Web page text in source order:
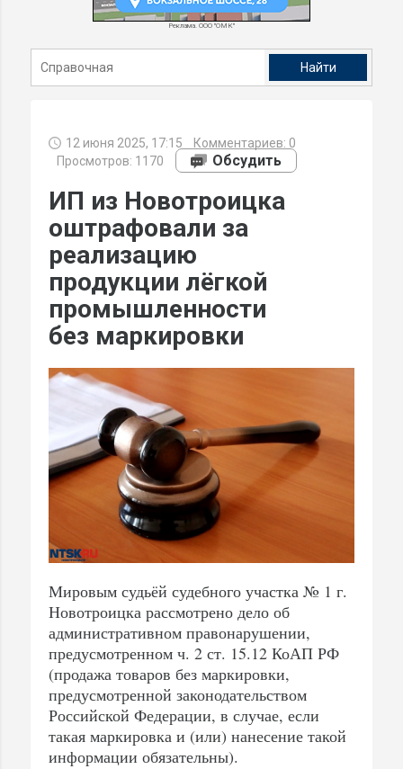
Реклама. ООО "ОМК"
12 июня 2025, 17:15 Комментариев: 0
Просмотров: 1170
Обсудить
ИП из Новотроицка
оштрафовали за
реализацию
продукции лёгкой
промышленности
без маркировки
Мировым судьёй судебного участка № 1 г.
Новотроицка рассмотрено дело об
административном правонарушении,
предусмотренном ч. 2 ст. 15.12 КоАП РФ
(продажа товаров без маркировки,
предусмотренной законодательством
Российской Федерации, в случае, если
такая маркировка и (или) нанесение такой
информации обязательны).